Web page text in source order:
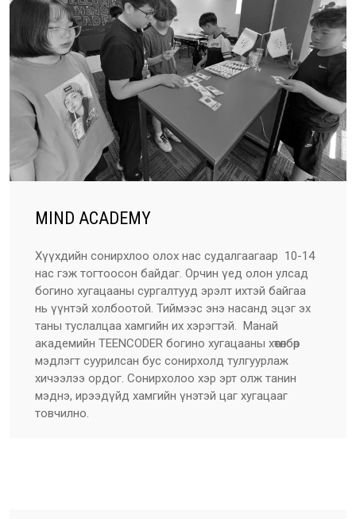
MIND ACADEMY
Хүүхдийн сонирхлоо олох нас судалгаагаар 10-14
нас гэж тогтоосон байдаг. Орчин үед олон улсад
богино хугацааны сургалтууд эрэлт ихтэй байгаа
нь үүнтэй холбоотой. Тиймээс энэ насанд эцэг эх
таны туслалцаа хамгийн их хэрэгтэй.
Манай
академийн TEENCODER богино хугацааны хөтөлбөр
мэдлэгт суурилсан бус сонирхолд тулгуурлаж
хичээлээ ордог. Сонирхолоо хэр эрт олж танин
мэднэ, ирээдүйд хамгийн үнэтэй цаг хугацааг
товчилно.